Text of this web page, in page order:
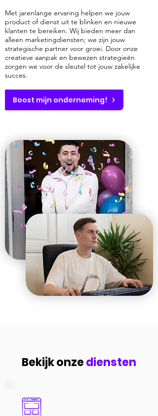
Met jarenlange ervaring helpen we jouw
product of dienst uit te blinken en nieuwe
klanten te bereiken. Wij bieden meer dan
alleen marketingdiensten; we zijn jouw
strategische partner voor groei. Door onze
creatieve aanpak en bewezen strategieën
zorgen we voor de sleutel tot jouw zakelijke
succes.
Boost mijn onderneming!
Bekijk onzediensten